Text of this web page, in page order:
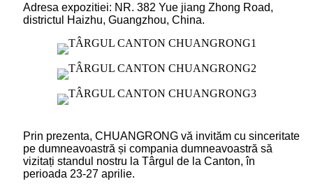
Adresa expozitiei: NR. 382 Yue jiang Zhong Road,
districtul Haizhu, Guangzhou, China.
Prin prezenta, CHUANGRONG vă invităm cu sinceritate
pe dumneavoastră și compania dumneavoastră să
vizitați standul nostru la Târgul de la Canton, în
perioada 23-27 aprilie.